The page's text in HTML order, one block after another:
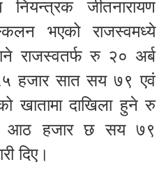
जीतनारायण
भएको राजस्वमध्ये
राजस्वतर्फ रु २० अर्ब
हजार सात सय ७९ एवं
खातामा दाखिला हुने रु
आठ हजार छ सय ७९
दिए।